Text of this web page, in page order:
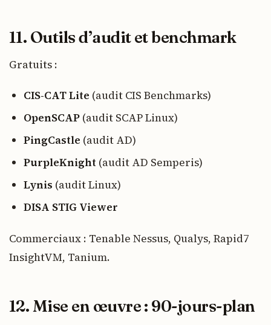
11. Outils d’audit et benchmark
Gratuits :
CIS-CAT Lite (audit CIS Benchmarks)
OpenSCAP (audit SCAP Linux)
PingCastle (audit AD)
PurpleKnight (audit AD Semperis)
Lynis (audit Linux)
DISA STIG Viewer
Commerciaux : Tenable Nessus, Qualys, Rapid7
InsightVM, Tanium.
12. Mise en œuvre : 90-jours-plan